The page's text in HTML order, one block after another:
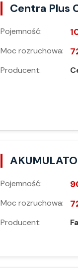
Centra Plus
Pojemność:
Moc rozruchowa:
Producent:
Pojemność:
Moc rozruchowa:
Producent: